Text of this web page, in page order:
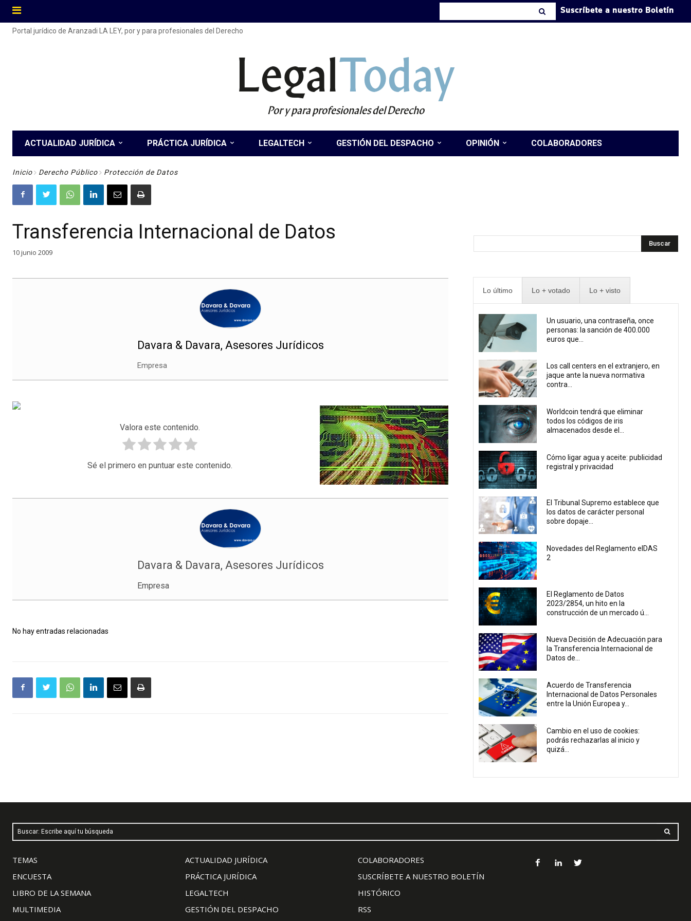
Suscríbete a nuestro Boletín
Portal jurídico de Aranzadi LA LEY, por y para profesionales del Derecho
LegalToday
Por y para profesionales del Derecho
ACTUALIDAD JURÍDICA PRÁCTICA JURÍDICA LEGALTECH GESTIÓN DEL DESPACHO OPINIÓN COLABORADORES
Inicio Derecho Público Protección de Datos
Transferencia Internacional de Datos
10 junio 2009
Davara & Davara, Asesores Jurídicos
Empresa
Valora este contenido.
Sé el primero en puntuar este contenido.
Davara & Davara, Asesores Jurídicos
Empresa
No hay entradas relacionadas
Buscar
Lo último Lo + votado Lo + visto
Un usuario, una contraseña, once
personas: la sanción de 400.000
euros que...
Los call centers en el extranjero, en
jaque ante la nueva normativa
contra...
Worldcoin tendrá que eliminar
todos los códigos de iris
almacenados desde el...
Cómo ligar agua y aceite: publicidad
registral y privacidad
El Tribunal Supremo establece que
los datos de carácter personal
sobre dopaje...
Novedades del Reglamento eIDAS
2
El Reglamento de Datos
2023/2854, un hito en la
construcción de un mercado ú...
Nueva Decisión de Adecuación para
la Transferencia Internacional de
Datos de...
Acuerdo de Transferencia
Internacional de Datos Personales
entre la Unión Europea y...
Cambio en el uso de cookies:
podrás rechazarlas al inicio y
quizá...
Buscar: Escribe aquí tu búsqueda
TEMAS
ENCUESTA
LIBRO DE LA SEMANA
MULTIMEDIA
ACTUALIDAD JURÍDICA
PRÁCTICA JURÍDICA
LEGALTECH
GESTIÓN DEL DESPACHO
COLABORADORES
SUSCRÍBETE A NUESTRO BOLETÍN
HISTÓRICO
RSS